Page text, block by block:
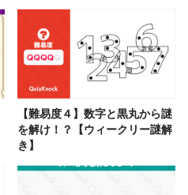
【難易度４】数字と黒丸から謎
を解け！？【ウィークリー謎解
き】